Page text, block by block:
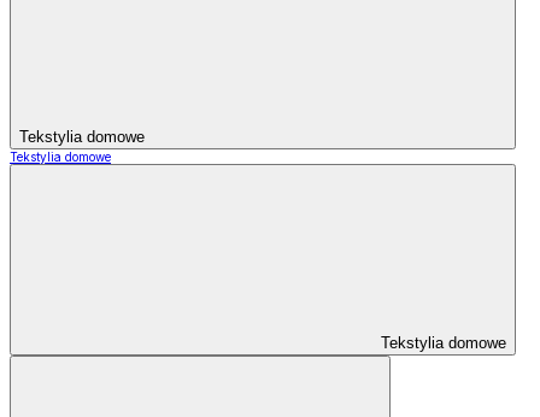
Tekstylia domowe
Tekstylia domowe
Tekstylia domowe